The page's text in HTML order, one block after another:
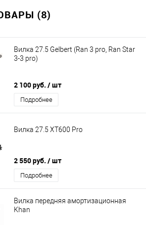
(8)
Вилка 27.5 Gelbert (Ran 3 pro, Ran Star
3-3 pro)
2 100 руб. / шт
Подробнее
Вилка 27.5 XT600 Pro
2 550 руб. / шт
Подробнее
Вилка передняя амортизационная
Khan